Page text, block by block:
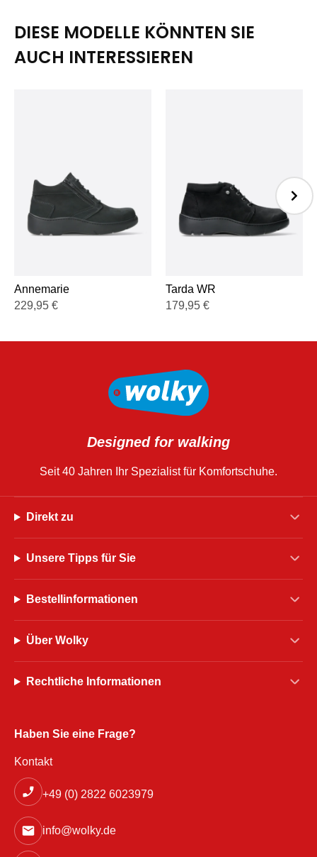
DIESE MODELLE KÖNNTEN SIE
AUCH INTERESSIEREN
Annemarie
229,95 €
Tarda WR
179,95 €
Designed for walking
Seit 40 Jahren Ihr Spezialist für Komfortschuhe.
Direkt zu
Unsere Tipps für Sie
Bestellinformationen
Über Wolky
Rechtliche Informationen
Haben Sie eine Frage?
Kontakt
+49 (0) 2822 6023979
info@wolky.de